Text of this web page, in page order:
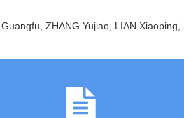
ZHANG Yujiao, LIAN